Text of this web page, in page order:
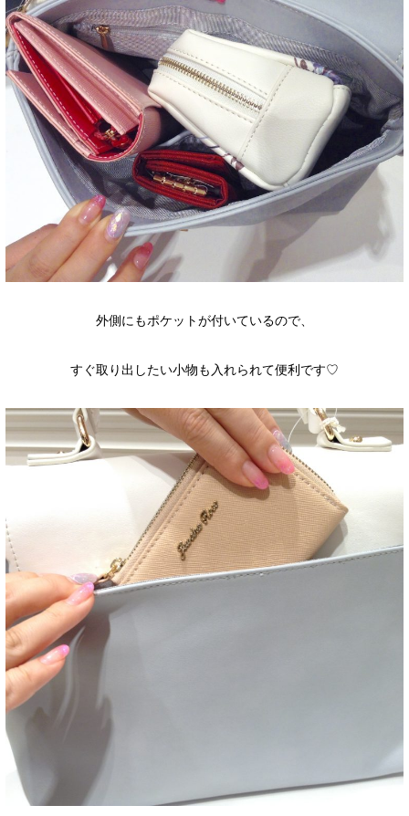
外側にもポケットが付いているので、
すぐ取り出したい小物も入れられて便利です♡